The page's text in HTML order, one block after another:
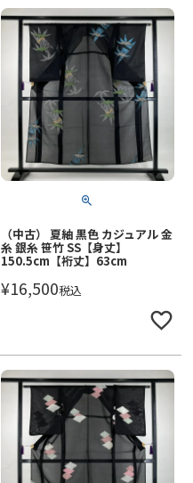
（中古） 夏紬 黒色 カジュアル 金
糸 銀糸 笹竹 SS【身丈】
150.5cm【裄丈】63cm
¥16,500税込